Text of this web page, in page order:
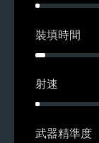
裝填時間
射速
武器精準度